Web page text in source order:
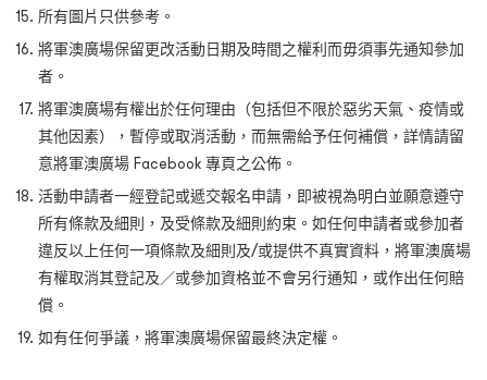
所有圖片只供參考。
將軍澳廣場保留更改活動日期及時間之權利而毋須事先通知參加
者。
將軍澳廣場有權出於任何理由（包括但不限於惡劣天氣、疫情或
其他因素），暫停或取消活動，而無需給予任何補償，詳情請留
意將軍澳廣場 Facebook 專頁之公佈。
活動申請者一經登記或遞交報名申請，即被視為明白並願意遵守
所有條款及細則，及受條款及細則約束。如任何申請者或參加者
違反以上任何一項條款及細則及/或提供不真實資料，將軍澳廣場
有權取消其登記及／或參加資格並不會另行通知，或作出任何賠
償。
如有任何爭議，將軍澳廣場保留最終決定權。